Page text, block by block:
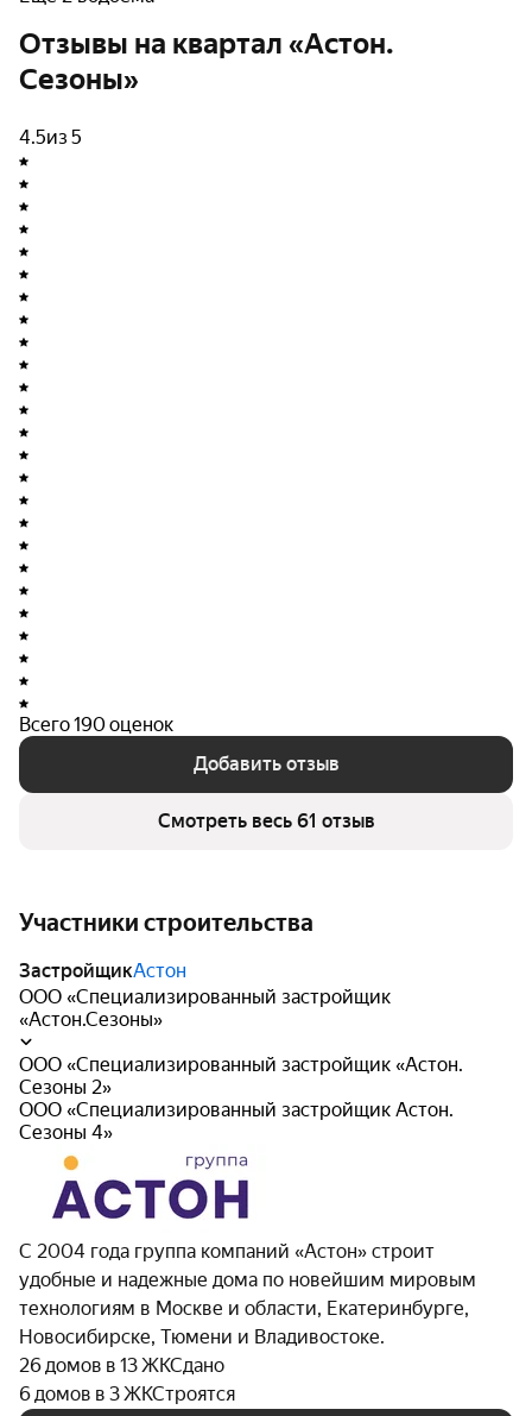
с черновой или чистовой отделкой.
Отзывы на квартал «Астон.
Сезоны»
4.5из 5
Всего 190 оценок
Добавить отзыв
Смотреть весь 61 отзыв
Участники строительства
ЗастройщикАстон
ООО «Специализированный застройщик
«Астон.Сезоны»
ООО «Специализированный застройщик «Астон.
Сезоны 2»
ООО «Специализированный застройщик Астон.
Сезоны 4»
С 2004 года группа компаний «Астон» строит
удобные и надежные дома по новейшим мировым
технологиям в Москве и области, Екатеринбурге,
Новосибирске, Тюмени и Владивостоке.
26 домов в 13 ЖКСдано
6 домов в 3 ЖКСтроятся